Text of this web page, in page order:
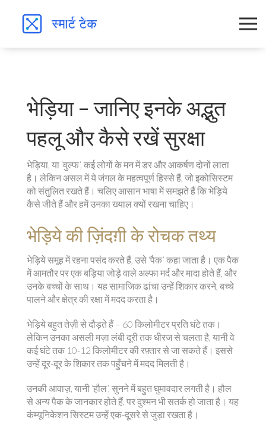
भेड़िया – जानिए इनके अद्भुत
पहलू और कैसे रखें सुरक्षा
भेड़िया, या ‘वुल्फ’, कई लोगों के मन में डर और आकर्षण दोनों लाता
है। लेकिन असल में ये जंगल के महत्वपूर्ण हिस्से हैं, जो इकोसिस्टम
को संतुलित रखते हैं। चलिए आसान भाषा में समझते हैं कि भेड़िये
कैसे जीते हैं और हमें उनका ख्याल क्यों रखना चाहिए।
भेड़िये की ज़िंदग़ी के रोचक तथ्य
भेड़िये समूह में रहना पसंद करते हैं, उसे ‘पैक’ कहा जाता है। एक पैक
में आमतौर पर एक बड़िया जोड़े वाले अल्फा मर्द और मादा होते हैं, और
उनके बच्चों के साथ। यह सामाजिक ढांचा उन्हें शिकार करने, बच्चे
पालने और क्षेत्र की रक्षा में मदद करता है।
भेड़िये बहुत तेज़ी से दौड़ते हैं – 60 किलोमीटर प्रति घंटे तक।
लेकिन उनका असली मज़ा लंबी दूरी तक धीरज से चलता है, यानी वे
कई घंटे तक 10-12 किलोमीटर की रफ़्तार से जा सकते हैं। इससे
उन्हें दूर-दूर के शिकार तक पहुँचने में मदद मिलती है।
उनकी आवाज़, यानी ‘हौल’, सुनने में बहुत घुमावदार लगती है। हौल
से अन्य पैक के जानकार होते हैं, पर दुश्मन भी सतर्क हो जाता है। यह
कंम्यूनिकेशन सिस्टम उन्हें एक-दूसरे से जुड़ा रखता है।